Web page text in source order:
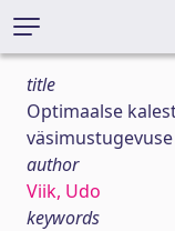
title
Optimaalse
author
Viik, Udo
keywords